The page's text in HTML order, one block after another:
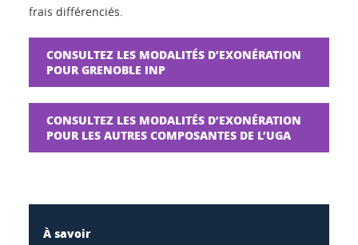
frais différenciés.
CONSULTEZ LES MODALITÉS D’EXONÉRATION
POUR GRENOBLE INP
CONSULTEZ LES MODALITÉS D’EXONÉRATION
POUR LES AUTRES COMPOSANTES DE L’UGA
À savoir